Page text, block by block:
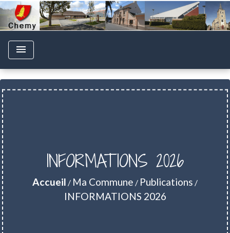
menu
INFORMATIONS 2026
Accueil / Ma Commune / Publications /
INFORMATIONS 2026